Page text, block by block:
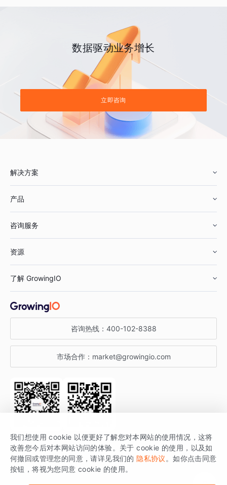
数据驱动业务增长
立即咨询
解决方案
鞋服行业
汽车行业
金融行业
产品
智能运营
获客分析
咨询服务
资源
增长公开课
增长博客
开发者文档
SDK 文档
场景指南
了解 GrowingIO
关于 GrowingIO
增长大会
行业活动
咨询热线： 400-102-8388
市场合作： market@growingio.com
关注公众号 获取更多干货
GrowingIO 是专注于数据智能分析与增长的品牌，核心平台为 GrowingIO
分析云。
我们想使用 cookie 以便更好了解您对本网站的使用情况，这将
改善您今后对本网站访问的体验。关于 cookie 的使用，以及如
何撤回或管理您的同意，请详见我们的 隐私协议 。如你点击同意
按钮，将视为您同意 cookie 的使用。